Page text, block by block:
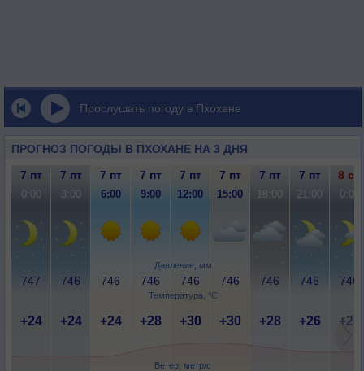
Прослушать погоду в Пхохане
ПРОГНОЗ ПОГОДЫ В ПХОХАНЕ НА 3 ДНЯ
Давление, мм
Температура, °C
Ветер, метр/с
7 пт 7 пт 7 пт 7 пт 7 пт 7 пт 7 пт 7 пт 8 сб
0:00 3:00 6:00 9:00 12:00 15:00 18:00 21:00 0:00
747 746 746 746 746 746 746 746 746
+24 +24 +24 +28 +30 +30 +28 +26 +26